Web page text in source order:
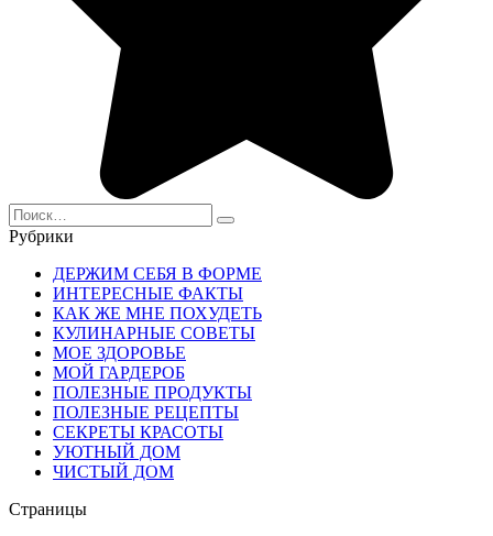
Search
for:
Рубрики
ДЕРЖИМ СЕБЯ В ФОРМЕ
ИНТЕРЕСНЫЕ ФАКТЫ
КАК ЖЕ МНЕ ПОХУДЕТЬ
КУЛИНАРНЫЕ СОВЕТЫ
МОЕ ЗДОРОВЬЕ
МОЙ ГАРДЕРОБ
ПОЛЕЗНЫЕ ПРОДУКТЫ
ПОЛЕЗНЫЕ РЕЦЕПТЫ
СЕКРЕТЫ КРАСОТЫ
УЮТНЫЙ ДОМ
ЧИСТЫЙ ДОМ
Страницы